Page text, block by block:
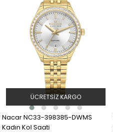
Nacar NC33-398385-DWMS
Kadın Kol Saati
ÜCRETSIZ KARGO